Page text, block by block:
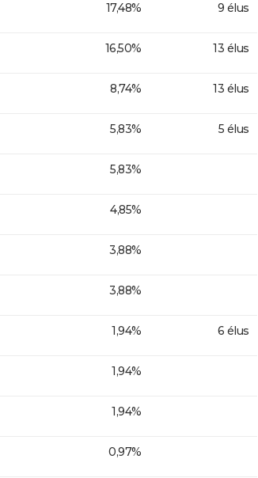
17,48% 9 élus
16,50% 13 élus
8,74% 13 élus
5,83% 5 élus
5,83%
4,85%
3,88%
3,88%
1,94% 6 élus
1,94%
1,94%
0,97%